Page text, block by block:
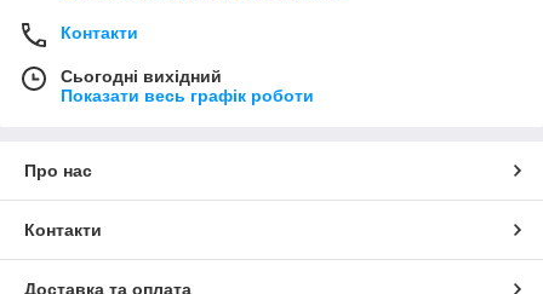
Контакти
Сьогодні вихідний
Показати весь графік роботи
Про нас
Контакти
Доставка та оплата